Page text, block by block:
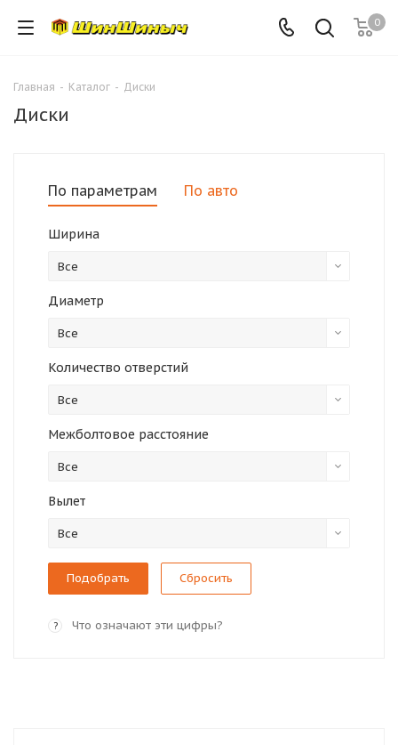
0
Главная - Каталог - Диски
Диски
По параметрам По авто
Ширина
Все
Диаметр
Все
Количество отверстий
Все
Межболтовое расстояние
Все
Вылет
Все
Сбросить
? Что означают эти цифры?